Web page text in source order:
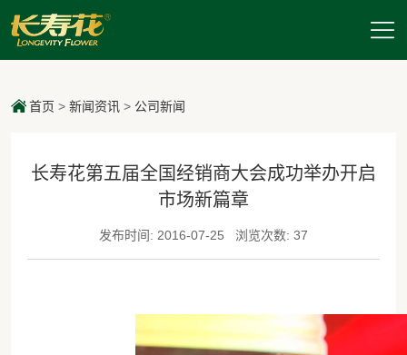
首页 > 新闻资讯> 公司新闻
长寿花第五届全国经销商大会成功举办开启
市场新篇章
发布时间: 2016-07-25 浏览次数: 37